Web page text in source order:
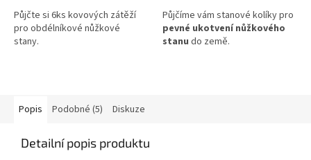
Půjčte si 6ks kovových zátěží
pro obdélníkové nůžkové
stany.
Půjčíme vám stanové kolíky pro
pevné ukotvení nůžkového
stanu do země.
Popis Podobné (5) Diskuze
Detailní popis produktu